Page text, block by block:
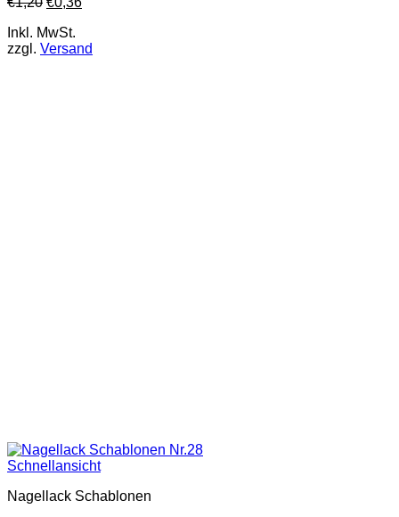
Inkl. MwSt.
zzgl. Versand
Schnellansicht
Nagellack Schablonen